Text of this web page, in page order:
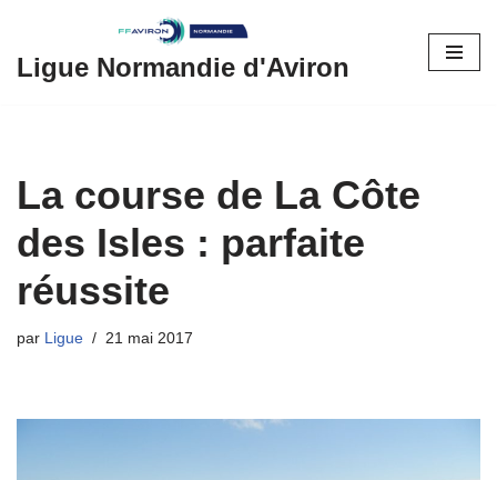
Aller
Ligue Normandie d'Aviron
La course de La Côte
des Isles : parfaite
réussite
par Ligue 21 mai 2017